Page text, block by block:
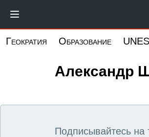
основному
Геократия Образование
Александр
Подписывайтесь на